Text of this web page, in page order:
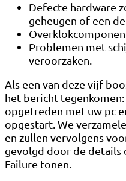
Defecte hardware
geheugen of een
Problemen met
veroorzaken.
Als een van deze vijf
het bericht
opgetreden met uw pc
opgestart. We
en zullen vervolgens
gevolgd door de details
Failure tonen.